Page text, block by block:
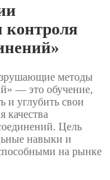
методы
— это обучение,
и углубить свои
качества
Цель
навыки и
на рынке